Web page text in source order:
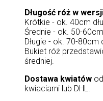
Długość róż w
Krótkie - ok. 40cm
Średnie - ok. 50-
Długie - ok. 70-80cm
Bukiet róż
średniej.
Dostawa kwiatów
kwiaciarni lub DHL.